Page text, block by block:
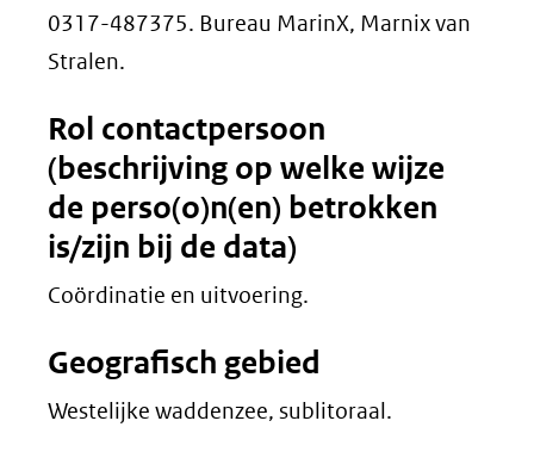
0317-487375. Bureau MarinX, Marnix van
Stralen.
Rol contactpersoon
(beschrijving op welke wijze
de perso(o)n(en) betrokken
is/zijn bij de data)
Coördinatie en uitvoering.
Geografisch gebied
Westelijke waddenzee, sublitoraal.